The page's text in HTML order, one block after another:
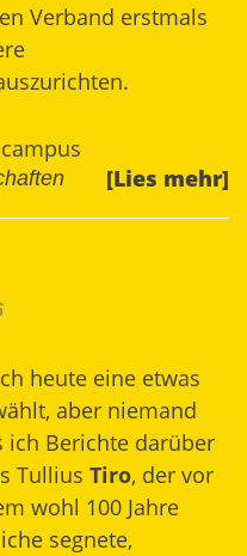
Verband erstmals
[Lies mehr]
heute eine etwas
aber niemand
ich Berichte darüber
Tullius Tiro, der vor
wohl 100 Jahre
segnete,